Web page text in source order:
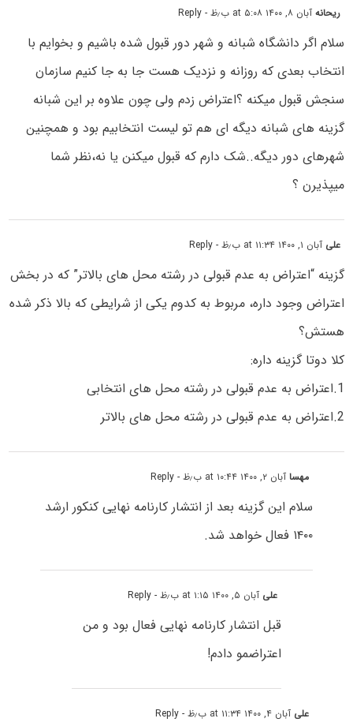
ریحانهآبان ۸, ۱۴۰۰ at ۵:۰۸ ب٫ظ - Reply
سلام اگر دانشگاه شبانه و شهر دور قبول شده باشیم و بخوایم با
انتخاب بعدی که روزانه و نزدیک هست جا به جا کنیم سازمان
سنجش قبول میکنه ؟اعتراض زدم ولی چون علاوه بر این شبانه
گزینه های شبانه دیگه ای هم تو لیست انتخابیم بود و همچنین
شهرهای دور دیگه..شک دارم که قبول میکنن یا نه،نظر شما
میپذیرن ؟
علی آبان ۱, ۱۴۰۰ at ۱۱:۳۴ ب٫ظ - Reply
گزینه “اعتراض به عدم قبولی در رشته محل های بالاتر” که در بخش
اعتراض وجود داره، مربوط به کدوم یکی از شرایطی که بالا ذکر شده
هستش؟
کلا دوتا گزینه داره:
1.اعتراض به عدم قبولی در رشته محل های انتخابی
2.اعتراض به عدم قبولی در رشته محل های بالاتر
مهساآبان ۲, ۱۴۰۰ at ۱۰:۴۴ ب٫ظ - Reply
سلام این گزینه بعد از انتشار کارنامه نهایی کنکور ارشد
۱۴۰۰ فعال خواهد شد.
علی آبان ۵, ۱۴۰۰ at ۱:۱۵ ب٫ظ - Reply
قبل انتشار کارنامه نهایی فعال بود و من
اعتراضمو دادم!
علی آبان ۴, ۱۴۰۰ at ۱۱:۳۴ ب٫ظ - Reply